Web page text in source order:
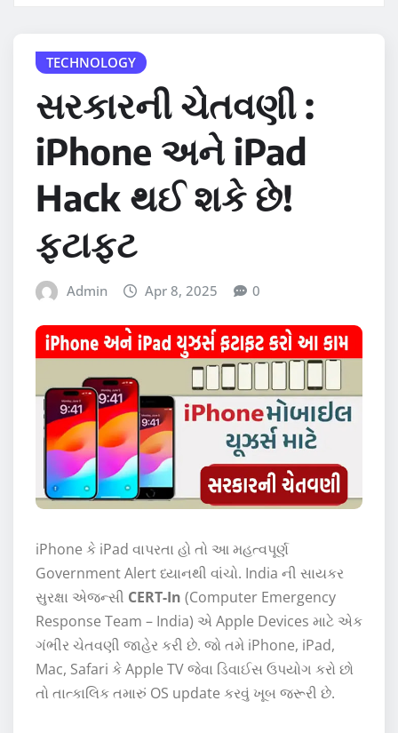
TECHNOLOGY
સરકારની ચેતવણી :
iPhone અને iPad
Hack થઈ શકે છે!
ફટાફટ
Admin Apr 8, 2025 0
iPhone કે iPad વાપરતા હો તો આ મહત્વપૂર્ણ
Government Alert ધ્યાનથી વાંચો. India ની સાયકર
સુરક્ષા એજન્સી CERT-In (Computer Emergency
Response Team – India) એ Apple Devices માટે એક
ગંભીર ચેતવણી જાહેર કરી છે. જો તમે iPhone, iPad,
Mac, Safari કે Apple TV જેવા ડિવાઈસ ઉપયોગ કરો છો
તો તાત્કાલિક તમારું OS update કરવું ખૂબ જરૂરી છે.